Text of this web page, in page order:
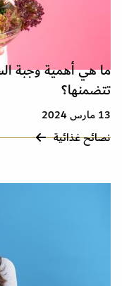
ما هي أهمية وجبة
تتضمنها؟
13 مارس 2024
نصائح غذائية